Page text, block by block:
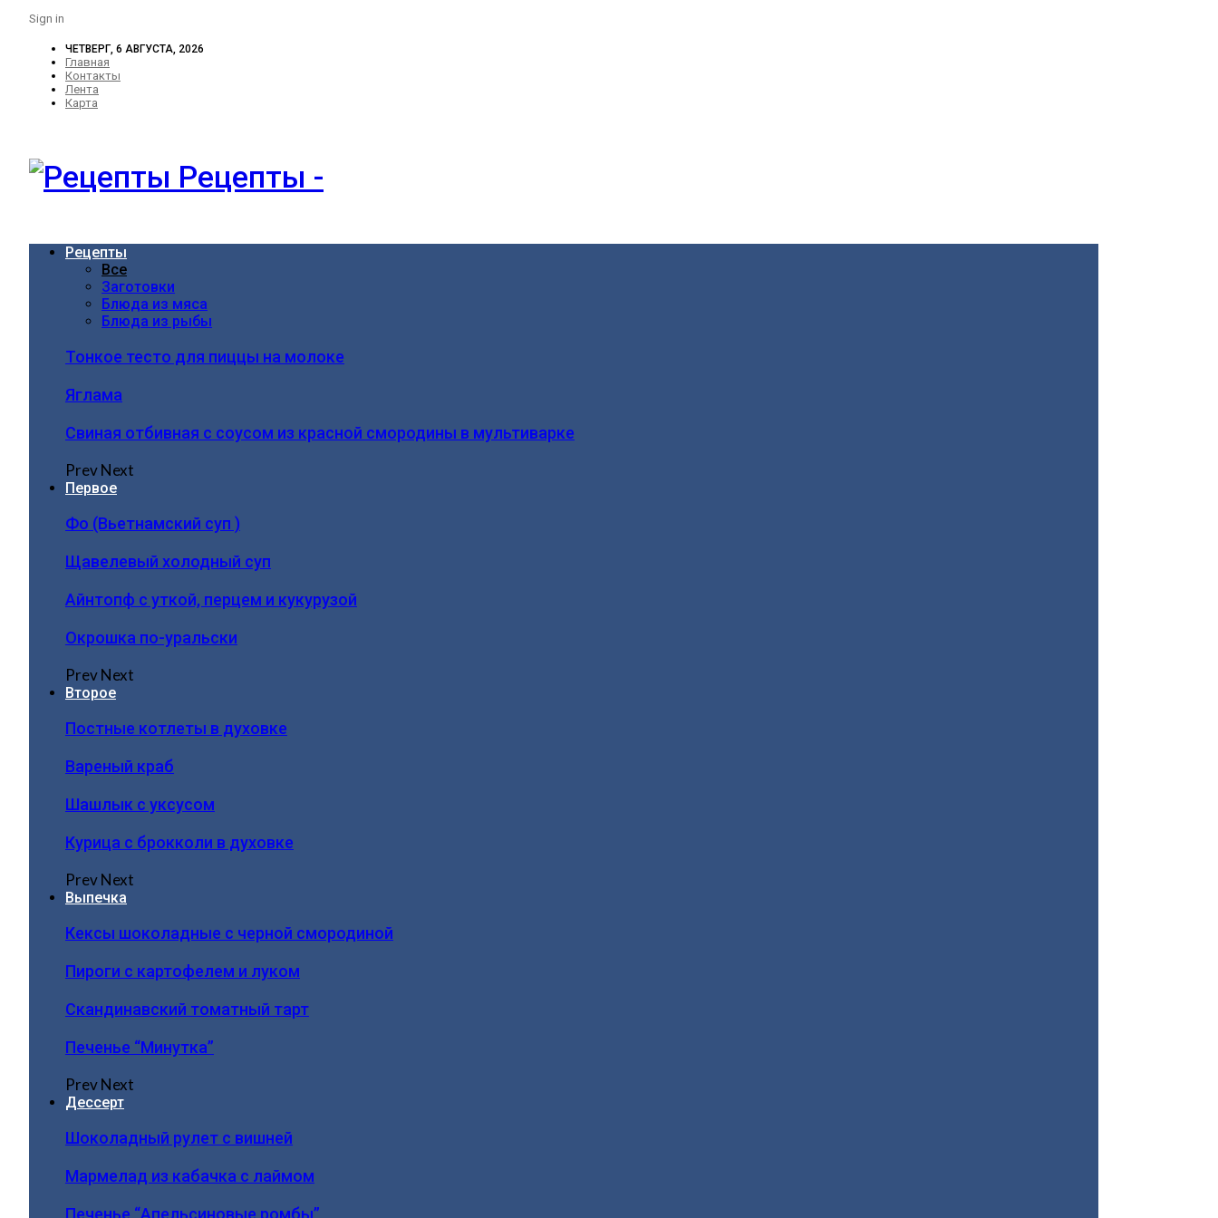
Sign in
ЧЕТВЕРГ, 6 АВГУСТА, 2026
Главная
Контакты
Лента
Карта
Рецепты -
Рецепты
Все
Заготовки
Блюда из мяса
Блюда из рыбы
Тонкое тесто для пиццы на молоке
Яглама
Свиная отбивная с соусом из красной смородины в мультиварке
PrevNext
Первое
Фо (Вьетнамский суп )
Щавелевый холодный суп
Айнтопф с уткой, перцем и кукурузой
Окрошка по-уральски
PrevNext
Второе
Постные котлеты в духовке
Вареный краб
Шашлык с уксусом
Курица с брокколи в духовке
PrevNext
Выпечка
Кексы шоколадные с черной смородиной
Пироги c картофелем и луком
Скандинавский томатный тарт
Печенье “Минутка”
PrevNext
Дессерт
Шоколадный рулет с вишней
Мармелад из кабачка с лаймом
Печенье “Апельсиновые ромбы”